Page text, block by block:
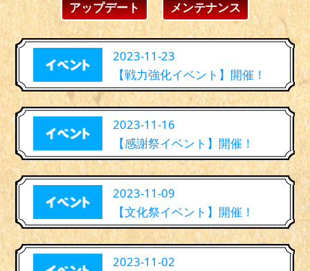
アップデート メンテナンス
2023-11-23
【戦力強化イベント】開催！
2023-11-16
【感謝祭イベント】開催！
2023-11-09
【文化祭イベント】開催！
2023-11-02